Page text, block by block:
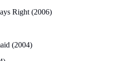
Right (2006)
(2004)